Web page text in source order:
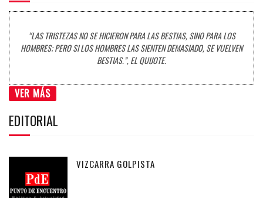
“LAS TRISTEZAS NO SE HICIERON PARA LAS BESTIAS, SINO PARA LOS
HOMBRES; PERO SI LOS HOMBRES LAS SIENTEN DEMASIADO, SE VUELVEN
BESTIAS.”, EL QUIJOTE.
VER MÁS
EDITORIAL
VIZCARRA GOLPISTA